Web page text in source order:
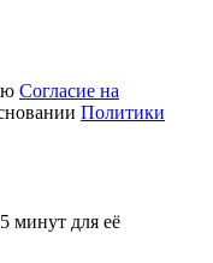
Согласие на
Политики
минут для её